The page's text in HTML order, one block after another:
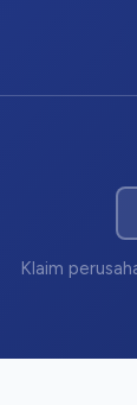
Klaim